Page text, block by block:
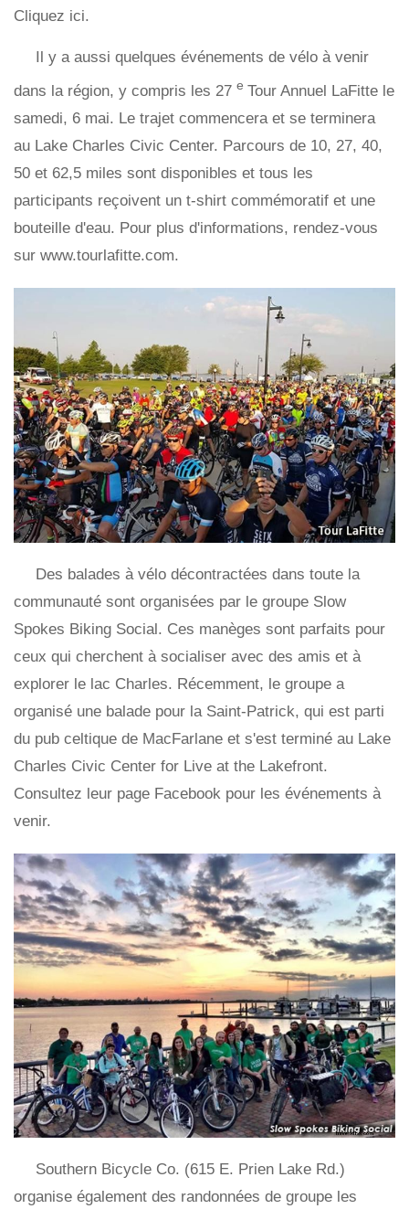
Cliquez ici.
Il y a aussi quelques événements de vélo à venir
dans la région, y compris les 27 e Tour Annuel LaFitte le
samedi, 6 mai. Le trajet commencera et se terminera
au Lake Charles Civic Center. Parcours de 10, 27, 40,
50 et 62,5 miles sont disponibles et tous les
participants reçoivent un t-shirt commémoratif et une
bouteille d'eau. Pour plus d'informations, rendez-vous
sur www.tourlafitte.com.
Des balades à vélo décontractées dans toute la
communauté sont organisées par le groupe Slow
Spokes Biking Social. Ces manèges sont parfaits pour
ceux qui cherchent à socialiser avec des amis et à
explorer le lac Charles. Récemment, le groupe a
organisé une balade pour la Saint-Patrick, qui est parti
du pub celtique de MacFarlane et s'est terminé au Lake
Charles Civic Center for Live at the Lakefront.
Consultez leur page Facebook pour les événements à
venir.
Southern Bicycle Co. (615 E. Prien Lake Rd.)
organise également des randonnées de groupe les